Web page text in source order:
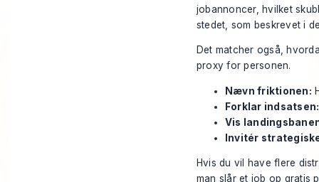
jobannoncer, hvilket
stedet, som beskrevet i
Det matcher også,
proxy for personen.
Nævn friktionen:
Forklar indsatsen:
Vis
Invitér
Hvis du vil have flere
man slår et job op gratis